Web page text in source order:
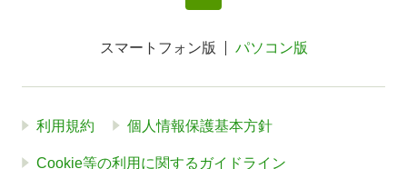
スマートフォン版 パソコン版
利用規約 個人情報保護基本方針
Cookie等の利用に関するガイドライン